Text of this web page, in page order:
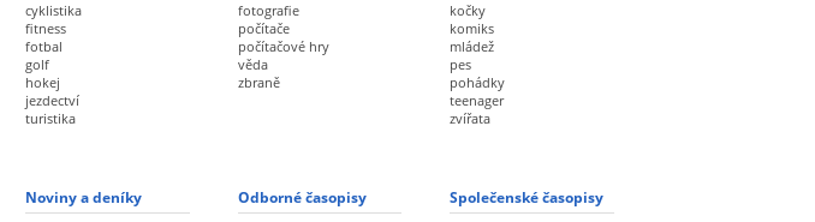
cyklistika
fitness
fotbal
golf
hokej
jezdectví
turistika
fotografie
počítače
počítačové hry
věda
zbraně
kočky
komiks
mládež
pes
pohádky
teenager
zvířata
Noviny a deníky Odborné časopisy Společenské časopisy